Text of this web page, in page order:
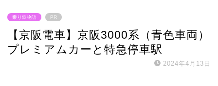
乗り鉄物語 PR
【京阪電車】京阪3000系（青色車両）
プレミアムカーと特急停車駅
2024年4月13日